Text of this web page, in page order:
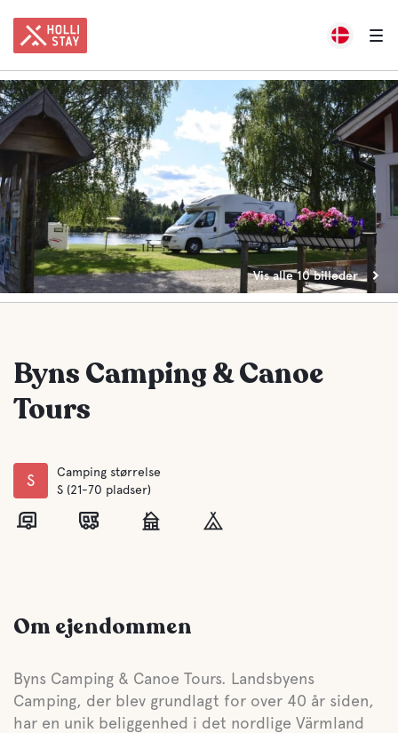
Vis alle 10 billeder
Byns Camping & Canoe
Tours
S
Camping størrelse
S (21-70 pladser)
Om ejendommen
Byns Camping & Canoe Tours. Landsbyens
Camping, der blev grundlagt for over 40 år siden,
har en unik beliggenhed i det nordlige Värmland